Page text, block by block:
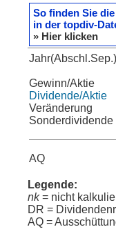
So finden Sie
in der topdiv-
» Hier klicken
Jahr(Abschl.Sep.)
Gewinn/Aktie
Dividende/Aktie
Veränderung
Sonderdividende
AQ
Legende:
nk= nicht
DR =
AQ =